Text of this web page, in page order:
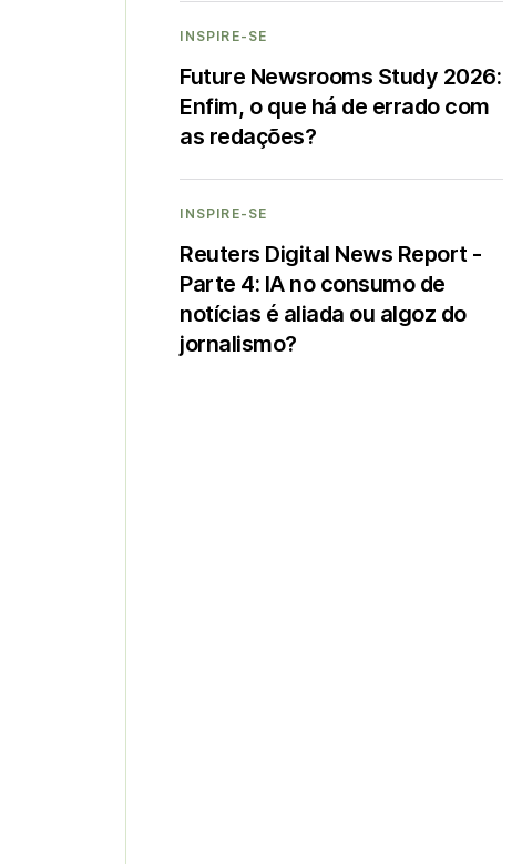
INSPIRE-SE
Future Newsrooms Study 2026:
Enfim, o que há de errado com
as redações?
INSPIRE-SE
Reuters Digital News Report -
Parte 4: IA no consumo de
notícias é aliada ou algoz do
jornalismo?